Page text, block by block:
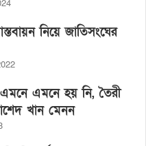
নিয়ে জাতিসংঘের
এমনে হয় নি, তৈরী
খান মেনন